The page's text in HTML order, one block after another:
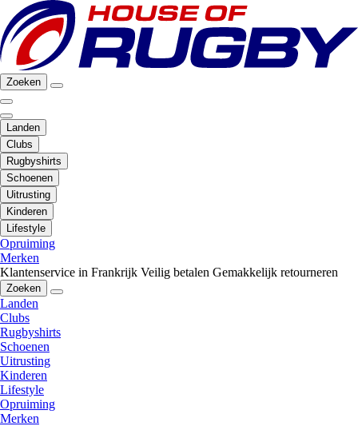
Zoeken
Landen
Clubs
Rugbyshirts
Schoenen
Uitrusting
Kinderen
Lifestyle
Opruiming
Merken
Klantenservice in Frankrijk Veilig betalen Gemakkelijk retourneren
Zoeken
Landen
Clubs
Rugbyshirts
Schoenen
Uitrusting
Kinderen
Lifestyle
Opruiming
Merken